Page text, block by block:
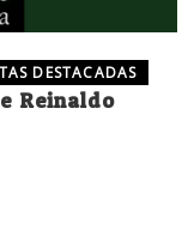
DESTACADAS
Reinaldo